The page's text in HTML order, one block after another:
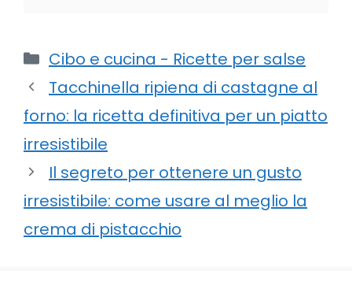
Categorie
Cibo e cucina - Ricette per salse
Tacchinella ripiena di castagne al
forno: la ricetta definitiva per un piatto
irresistibile
Il segreto per ottenere un gusto
irresistibile: come usare al meglio la
crema di pistacchio